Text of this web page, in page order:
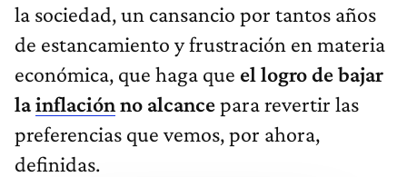
la sociedad, un cansancio por tantos años
de estancamiento y frustración en materia
económica, que haga que el logro de bajar
lainflaciónno alcancepara revertir las
preferencias que vemos, por ahora,
definidas.